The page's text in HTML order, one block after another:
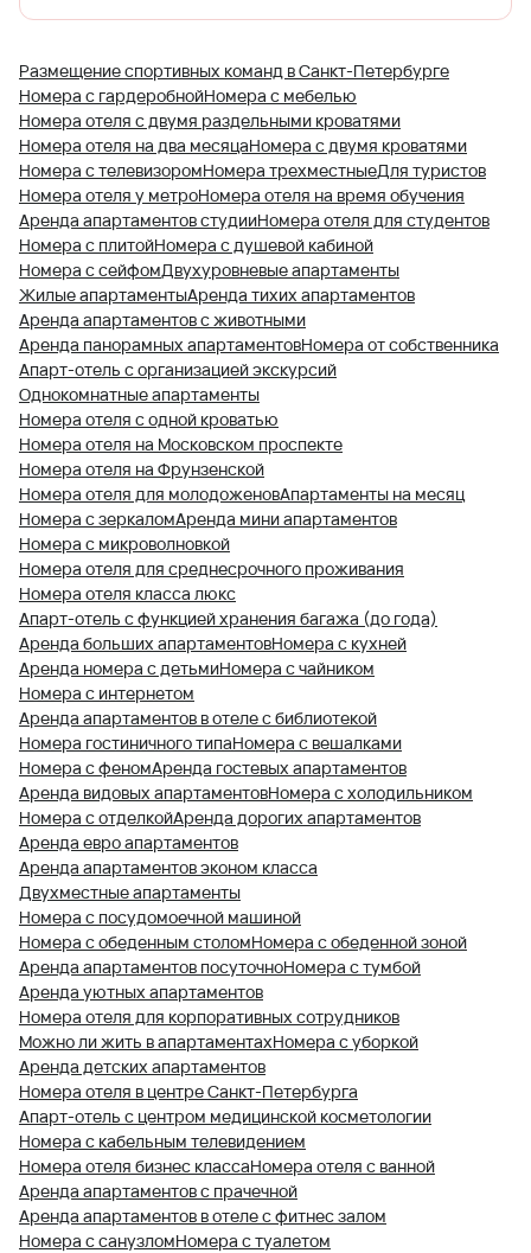
Размещение спортивных команд в Санкт-Петербурге
Номера с гардеробнойНомера с мебелью
Номера отеля с двумя раздельными кроватями
Номера отеля на два месяцаНомера с двумя кроватями
Номера с телевизоромНомера трехместныеДля туристов
Номера отеля у метроНомера отеля на время обучения
Аренда апартаментов студииНомера отеля для студентов
Номера с плитойНомера с душевой кабиной
Номера с сейфомДвухуровневые апартаменты
Жилые апартаментыАренда тихих апартаментов
Аренда апартаментов с животными
Аренда панорамных апартаментовНомера от собственника
Апарт-отель с организацией экскурсий
Однокомнатные апартаменты
Номера отеля с одной кроватью
Номера отеля на Московском проспекте
Номера отеля на Фрунзенской
Номера отеля для молодоженовАпартаменты на месяц
Номера с зеркаломАренда мини апартаментов
Номера с микроволновкой
Номера отеля для среднесрочного проживания
Номера отеля класса люкс
Апарт-отель с функцией хранения багажа (до года)
Аренда больших апартаментовНомера с кухней
Аренда номера с детьмиНомера с чайником
Номера с интернетом
Аренда апартаментов в отеле с библиотекой
Номера гостиничного типаНомера с вешалками
Номера с феномАренда гостевых апартаментов
Аренда видовых апартаментовНомера с холодильником
Номера с отделкойАренда дорогих апартаментов
Аренда евро апартаментов
Аренда апартаментов эконом класса
Двухместные апартаменты
Номера с посудомоечной машиной
Номера с обеденным столомНомера с обеденной зоной
Аренда апартаментов посуточноНомера с тумбой
Аренда уютных апартаментов
Номера отеля для корпоративных сотрудников
Можно ли жить в апартаментахНомера с уборкой
Аренда детских апартаментов
Номера отеля в центре Санкт-Петербурга
Апарт-отель с центром медицинской косметологии
Номера с кабельным телевидением
Номера отеля бизнес классаНомера отеля с ванной
Аренда апартаментов с прачечной
Аренда апартаментов в отеле с фитнес залом
Номера с санузломНомера с туалетом